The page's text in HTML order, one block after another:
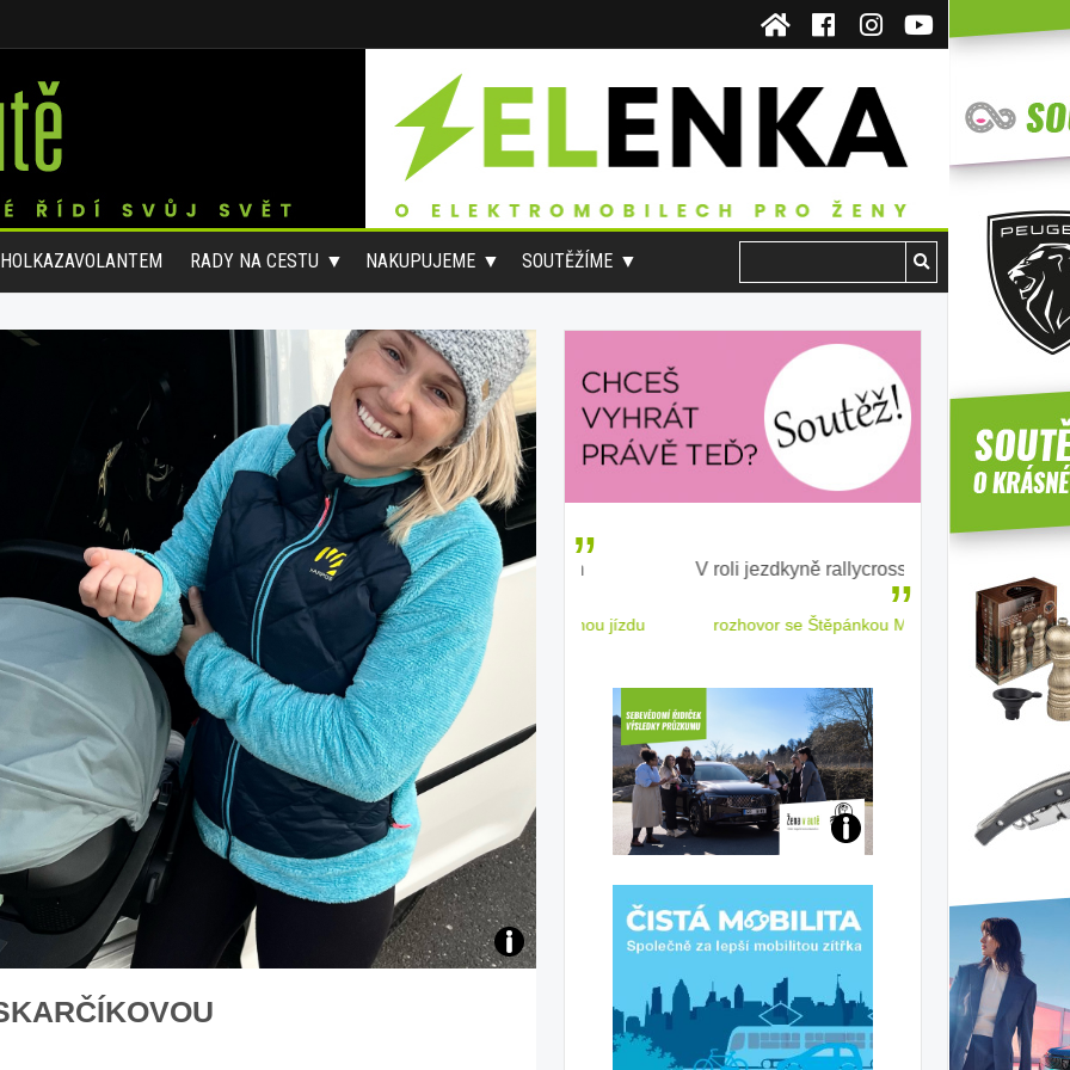
RADY NA CESTU NAKUPUJEME SOUTĚŽÍME
foto
správného poutání
autosedačky
stručně o autosedačkách
Zabavte děti na cestách
překvapivé rady pro bezpečnou jízdu
V roli jezdkyně rallycrossu
rozhovor se Štěpánkou Mottlovou
ženským
Jaké
ženy-
řidičky